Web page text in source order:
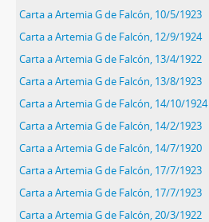
Carta a Artemia G de Falcón, 10/5/1923
Carta a Artemia G de Falcón, 12/9/1924
Carta a Artemia G de Falcón, 13/4/1922
Carta a Artemia G de Falcón, 13/8/1923
Carta a Artemia G de Falcón, 14/10/1924
Carta a Artemia G de Falcón, 14/2/1923
Carta a Artemia G de Falcón, 14/7/1920
Carta a Artemia G de Falcón, 17/7/1923
Carta a Artemia G de Falcón, 17/7/1923
Carta a Artemia G de Falcón, 20/3/1922